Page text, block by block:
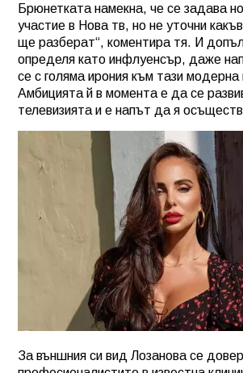
Брюнетката намекна, че се задава
участие в Нова тв, но не уточни
ще разберат“, коментира тя. И
определя като инфлуенсър, даже
се с голяма ирония към тази
Амбицията й в момента е да се
телевизията и е напът да я
За външния си вид Лозанова се